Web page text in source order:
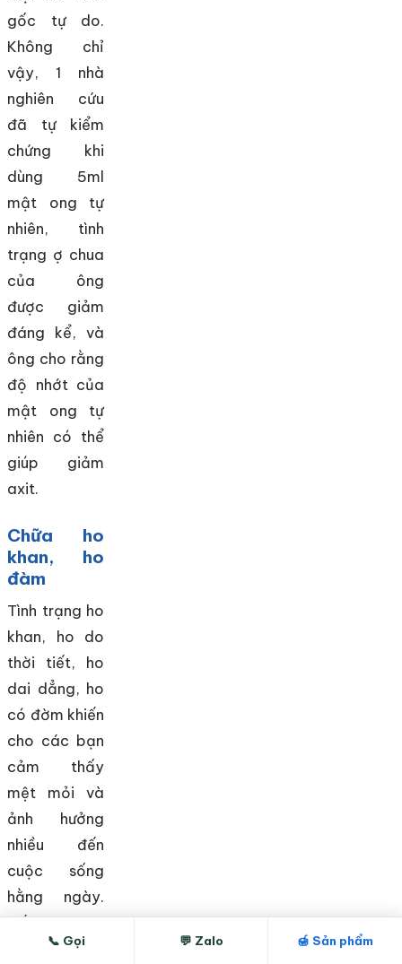
gốc tự do.
Không chỉ
vậy, 1 nhà
nghiên cứu
đã tự kiểm
chứng khi
dùng 5ml
mật ong tự
nhiên, tình
trạng ợ chua
của ông
được giảm
đáng kể, và
ông cho rằng
độ nhớt của
mật ong tự
nhiên có thể
giúp giảm
axit.
Chữa ho
khan, ho
đàm
Tình trạng ho
khan, ho do
thời tiết, ho
dai dẳng, ho
có đờm khiến
cho các bạn
cảm thấy
mệt mỏi và
ảnh hưởng
nhiều đến
cuộc sống
hằng ngày.
Nếu các bạn
không muốn
📞 Gọi 💬 Zalo 🍯 Sản phẩm